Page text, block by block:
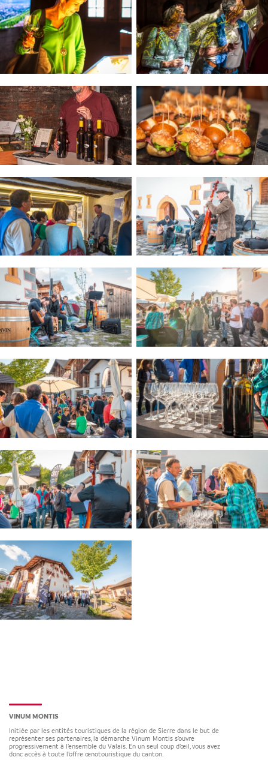
VINUM MONTIS
Initiée par les entités touristiques de la région de Sierre dans le but de
représenter ses partenaires, la démarche Vinum Montis s’ouvre
progressivement à l’ensemble du Valais. En un seul coup d’œil, vous avez
donc accès à toute l’offre œnotouristique du canton.